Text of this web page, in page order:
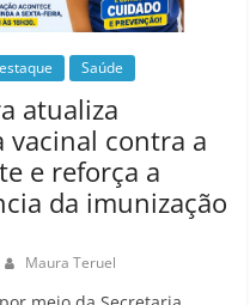
Saúde
atualiza
vacinal contra a
e reforça a
da imunização
Maura Teruel